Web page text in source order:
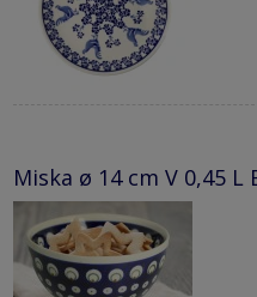
Miska ø 14 cm V 0,45 L